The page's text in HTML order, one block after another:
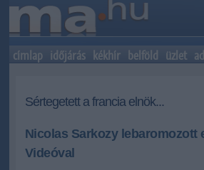
címlap időjárás kékhír belföld üzlet
Sértegetett a francia elnök...
Nicolas Sarkozy lebaromozott
Videóval